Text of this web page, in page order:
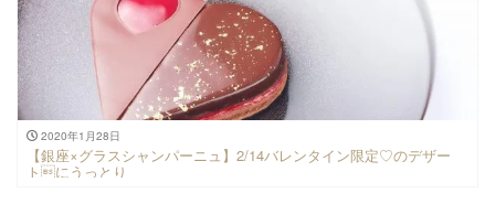
2020年1月28日
【銀座×グラスシャンパーニュ】2/14バレンタイン限定♡のデザー
トにうっとり